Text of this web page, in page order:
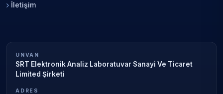
İletişim
UNVAN
SRT Elektronik Analiz Laboratuvar Sanayi Ve Ticaret
Limited Şirketi
ADRES